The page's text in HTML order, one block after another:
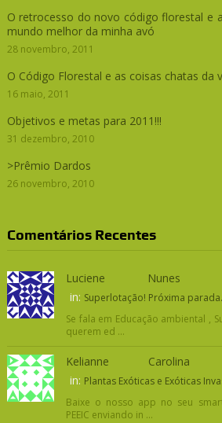
O retrocesso do novo código florestal e
mundo melhor da minha avó
28 novembro, 2011
O Código Florestal e as coisas chatas da
16 maio, 2011
Objetivos e metas para 2011!!!
31 dezembro, 2010
>Prêmio Dardos
26 novembro, 2010
Comentários Recentes
Luciene Nunes
in: Superlotação! Próxima parada.
Se fala em Educação ambiental ,
querem ed ...
Kelianne Carolina
in: Plantas Exóticas e Exóticas
Baixe o nosso app no seu
PEEIC enviando in ...